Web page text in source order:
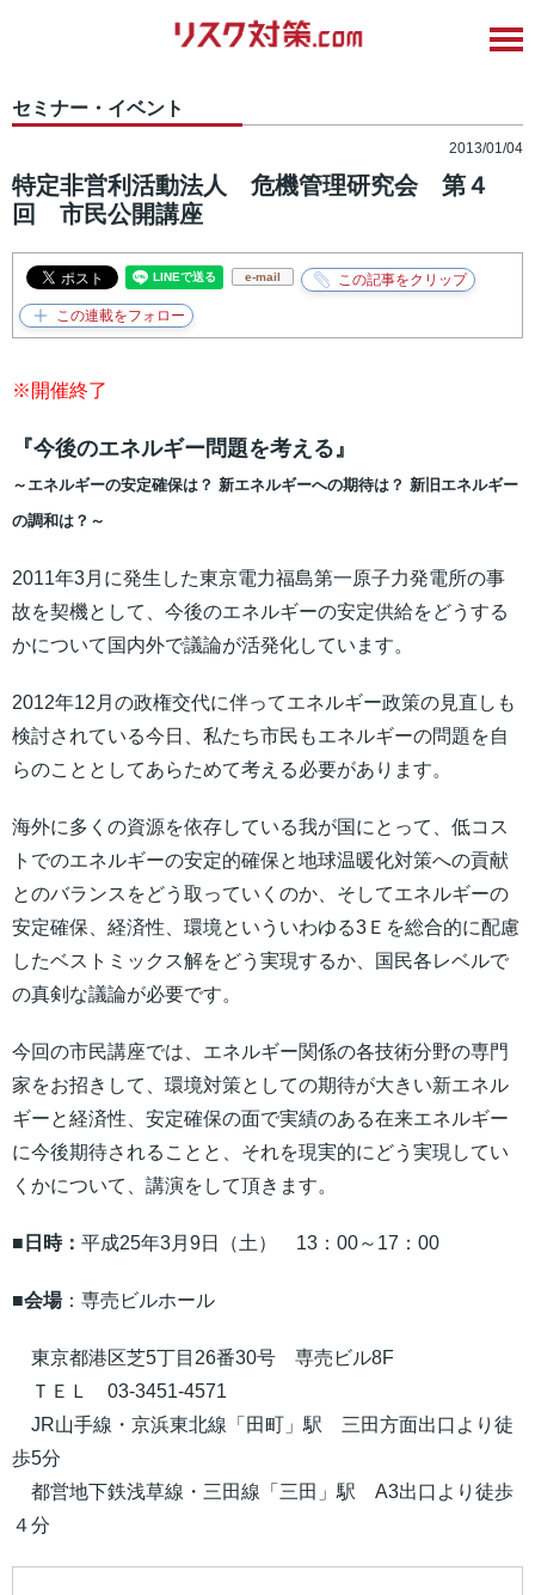
セミナー・イベント
2013/01/04
特定非営利活動法人 危機管理研究会 第４
回 市民公開講座
e-mail
※開催終了
『今後のエネルギー問題を考える』
～エネルギーの安定確保は？ 新エネルギーへの期待は？ 新旧エネルギー
の調和は？～
2011年3月に発生した東京電力福島第一原子力発電所の事
故を契機として、今後のエネルギーの安定供給をどうする
かについて国内外で議論が活発化しています。
2012年12月の政権交代に伴ってエネルギー政策の見直しも
検討されている今日、私たち市民もエネルギーの問題を自
らのこととしてあらためて考える必要があります。
海外に多くの資源を依存している我が国にとって、低コス
トでのエネルギーの安定的確保と地球温暖化対策への貢献
とのバランスをどう取っていくのか、そしてエネルギーの
安定確保、経済性、環境といういわゆる3Ｅを総合的に配慮
したベストミックス解をどう実現するか、国民各レベルで
の真剣な議論が必要です。
今回の市民講座では、エネルギー関係の各技術分野の専門
家をお招きして、環境対策としての期待が大きい新エネル
ギーと経済性、安定確保の面で実績のある在来エネルギー
に今後期待されることと、それを現実的にどう実現してい
くかについて、講演をして頂きます。
■日時： 平成25年3月9日（土） 13：00～17：00
■会場：専売ビルホール
東京都港区芝5丁目26番30号 専売ビル8F
ＴＥＬ 03-3451-4571
JR山手線・京浜東北線「田町」駅 三田方面出口より徒
歩5分
都営地下鉄浅草線・三田線「三田」駅 A3出口より徒歩
４分